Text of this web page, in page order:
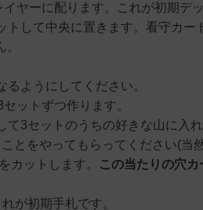
イヤーに配ります。これが初期デッ
トして中央に置きます。看守カー
ようにしてください。
ットずつ作ります。
3セットのうちの好きな山に入
とをやってもらってください(当
カットします。
この当たりの穴カ
が初期手札です。